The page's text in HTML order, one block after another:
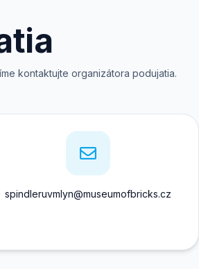
kontaktujte organizátora podujatia.
spindleruvmlyn@museumofbricks.cz